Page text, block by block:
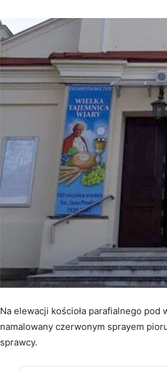
Na elewacji kościoła parafialnego pod
namalowany czerwonym sprayem
sprawcy.